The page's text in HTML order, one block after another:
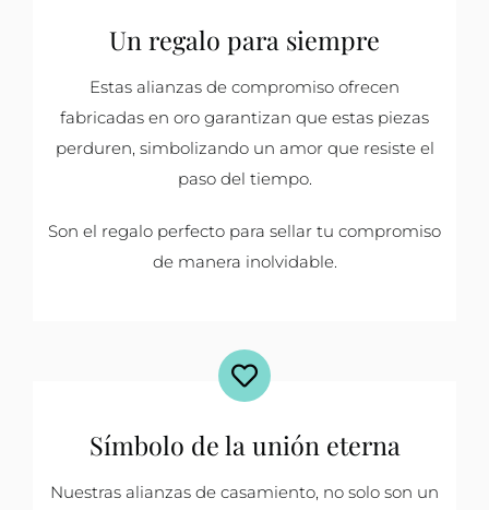
Un regalo para siempre
Estas alianzas de compromiso ofrecen
fabricadas en oro garantizan que estas piezas
perduren, simbolizando un amor que resiste el
paso del tiempo.
Son el regalo perfecto para sellar tu compromiso
de manera inolvidable.
Símbolo de la unión eterna
Nuestras alianzas de casamiento, no solo son un